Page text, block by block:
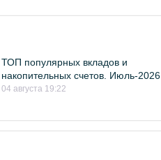
ТОП популярных вкладов и
накопительных счетов. Июль-2026
04 августа 19:22